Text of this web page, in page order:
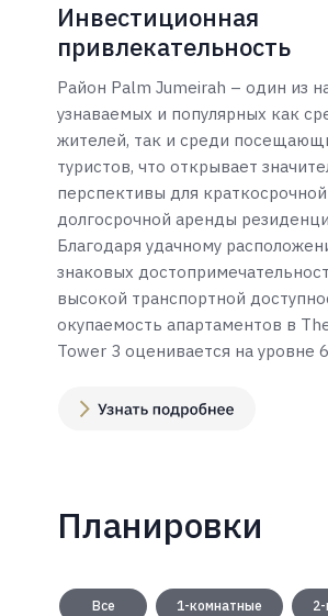
Инвестиционная
привлекательность
Район Palm Jumeirah – один из
узнаваемых и популярных как
жителей, так и среди
туристов, что открывает
перспективы для
долгосрочной аренды
Благодаря удачному
знаковых
высокой транспортной
окупаемость апартаментов в
Tower 3 оценивается на уровне
Планировки
1-комнатные
Все